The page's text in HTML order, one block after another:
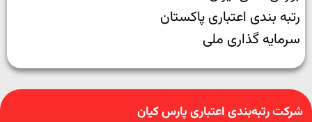
رتبه بندی اعتباری پاکستان
سرمایه گذاری ملی
شرکت رتبه‌بندی اعتباری پارس کیان